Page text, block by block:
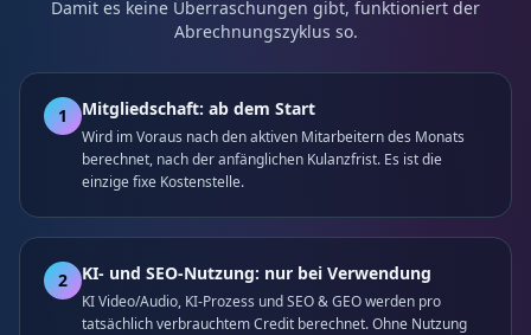
Damit es keine Überraschungen gibt, funktioniert der
Abrechnungszyklus so.
1 Mitgliedschaft: ab dem Start
Wird im Voraus nach den aktiven Mitarbeitern des Monats
berechnet, nach der anfänglichen Kulanzfrist. Es ist die
einzige fixe Kostenstelle.
2 KI- und SEO-Nutzung: nur bei Verwendung
KI Video/Audio, KI-Prozess und SEO & GEO werden pro
tatsächlich verbrauchtem Credit berechnet. Ohne Nutzung